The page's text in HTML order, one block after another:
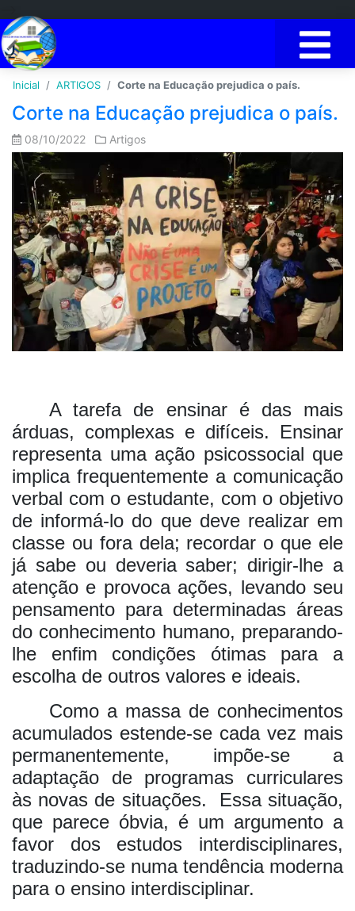
Inicial ARTIGOS Corte na Educação prejudica o país.
Corte na Educação prejudica o país.
08/10/2022 Artigos
A tarefa de ensinar é das mais
árduas, complexas e difíceis. Ensinar
representa uma ação psicossocial que
implica frequentemente a comunicação
verbal com o estudante, com o objetivo
de informá-lo do que deve realizar em
classe ou fora dela; recordar o que ele
já sabe ou deveria saber; dirigir-lhe a
atenção e provoca ações, levando seu
pensamento para determinadas áreas
do conhecimento humano, preparando-
lhe enfim condições ótimas para a
escolha de outros valores e ideais.
Como a massa de conhecimentos
acumulados estende-se cada vez mais
permanentemente, impõe-se a
adaptação de programas curriculares
às novas de situações. Essa situação,
que parece óbvia, é um argumento a
favor dos estudos interdisciplinares,
traduzindo-se numa tendência moderna
para o ensino interdisciplinar.